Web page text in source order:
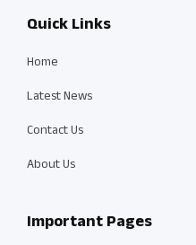
Quick Links
Home
Latest News
Contact Us
About Us
Important Pages